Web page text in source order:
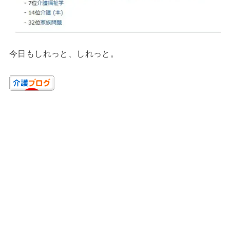
今日もしれっと、しれっと。